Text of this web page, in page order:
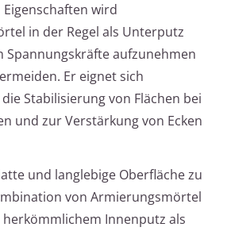
wird
in der Regel als Unterputz
Spannungskräfte aufzunehmen
Er eignet sich
Stabilisierung von Flächen bei
und zur Verstärkung von Ecken
und langlebige Oberfläche zu
von Armierungsmörtel
Innenputz als